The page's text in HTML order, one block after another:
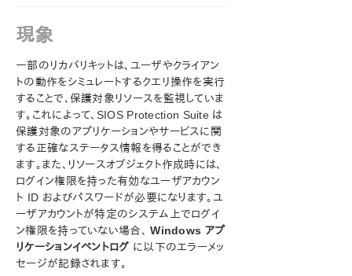
について
LifeKeeper for Windows インストレーションガイド
LifeKeeper for Windows テクニカルドキュメンテーショ
ン
LifeKeeper for Windows について
構成
LifeKeeper for Windows の管理の概要
ユーザーガイド
DataKeeper
トラブルシューティング
現象
一部のリカバリキットは、ユーザやクライアン
トの動作をシミュレートするクエリ操作を実行
することで、保護対象リソースを監視していま
す。これによって、SIOS Protection Suite は
保護対象のアプリケーションやサービスに関
する正確なステータス情報を得ることができ
ます。また、リソースオブジェクト作成時には、
ログイン権限を持った有効なユーザアカウン
ト ID およびパスワードが必要になります。ユ
ーザアカウントが特定のシステム上でログイ
ン権限を持っていない場合、Windows アプ
リケーションイベントログ に以下のエラーメッ
セージが記録されます。